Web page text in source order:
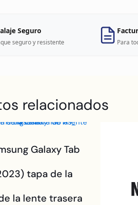
Seguro
seguro y resistente Para
relacionados
Galaxy Tab
tapa de la
la lente trasera